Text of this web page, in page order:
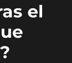
el